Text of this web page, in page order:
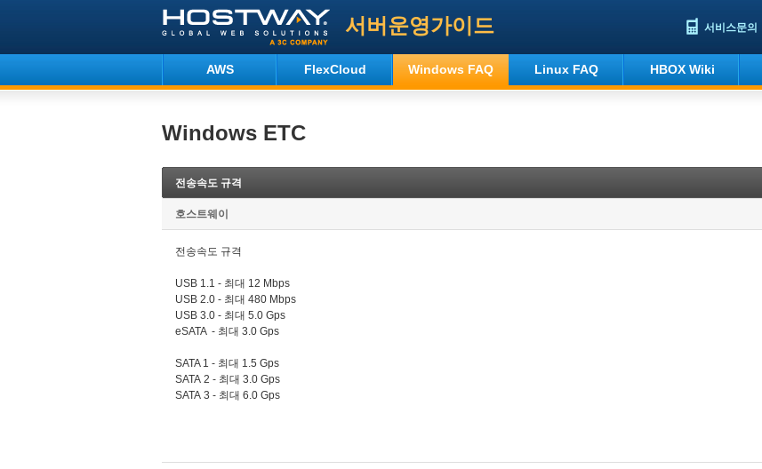
서버운영가이드 서비스문의
AWS FlexCloud Windows FAQ Linux FAQ HBOX Wiki
Windows ETC
전송속도 규격
호스트웨이
전송속도 규격
USB 1.1 - 최대 12 Mbps
USB 2.0 - 최대 480 Mbps
USB 3.0 - 최대 5.0 Gps
eSATA - 최대 3.0 Gps
SATA 1 - 최대 1.5 Gps
SATA 2 - 최대 3.0 Gps
SATA 3 - 최대 6.0 Gps